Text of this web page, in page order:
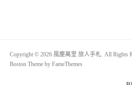
Copyright © 2026 風塵萬里 旅人手札. All Rights
Boston Theme by FameThemes